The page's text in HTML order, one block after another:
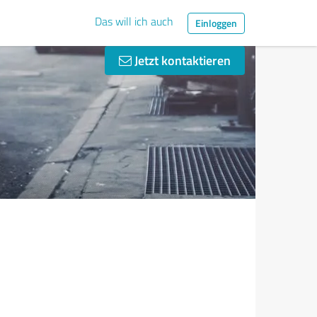
Das will ich auch Einloggen
Jetzt kontaktieren